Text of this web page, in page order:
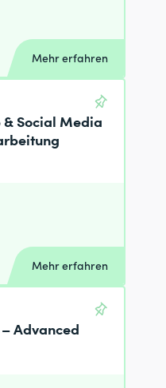
Mehr erfahren
Social Media
Mehr erfahren
Advanced